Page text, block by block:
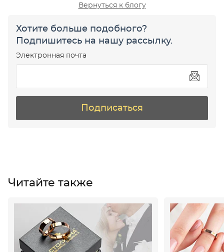
Вернуться к блогу
Хотите больше подобного?
Подпишитесь на нашу рассылку.
Электронная почта
Подписаться
Читайте также